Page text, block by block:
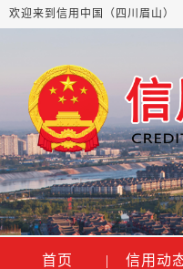
欢迎来到信用中国（四川眉山）
首页 | 信用动